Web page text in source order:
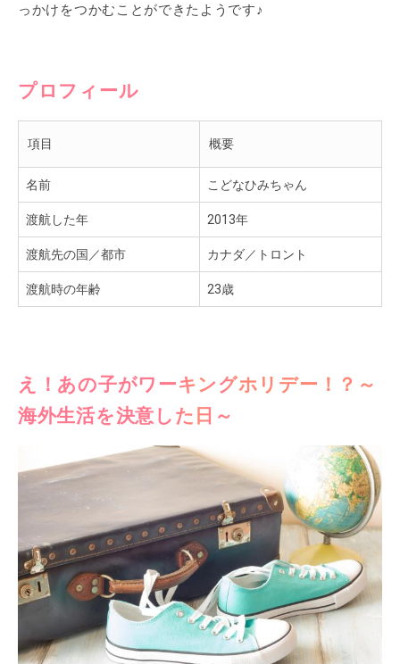
っかけをつかむことができたようです♪
プロフィール
項目 概要
名前 こどなひみちゃん
渡航した年 2013年
渡航先の国／都市 カナダ／トロント
渡航時の年齢 23歳
え！あの子がワーキングホリデー！？～
海外生活を決意した日～